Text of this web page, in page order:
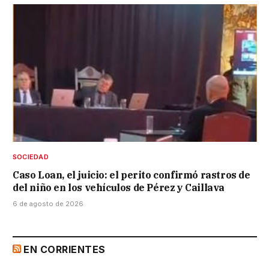
SOCIEDAD
Caso Loan, el juicio: el perito confirmó rastros de
del niño en los vehículos de Pérez y Caillava
6 de agosto de 2026
EN CORRIENTES